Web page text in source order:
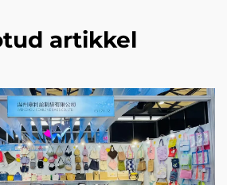
artikkel